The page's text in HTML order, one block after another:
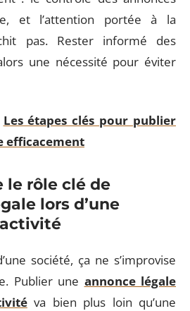
et l’attention portée à la
pas. Rester informé des
une nécessité pour éviter
Les étapes clés pour publier
efficacement
le rôle clé de
lors d’une
société, ça ne s’improvise
Publier une annonce légale
va bien plus loin qu’une